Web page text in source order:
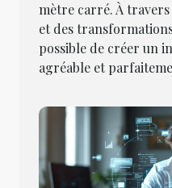
mètre carré. À travers
et des
possible de créer un
agréable et